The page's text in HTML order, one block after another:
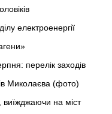
електроенергії
перелік заходів
Миколаєва (фото)
виїжджаючи на міст